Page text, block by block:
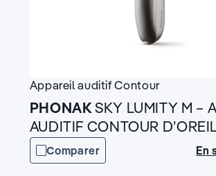
Appareil auditifContour
PHONAKSKY LUMITY M –
AUDITIF CONTOUR
Comparer En